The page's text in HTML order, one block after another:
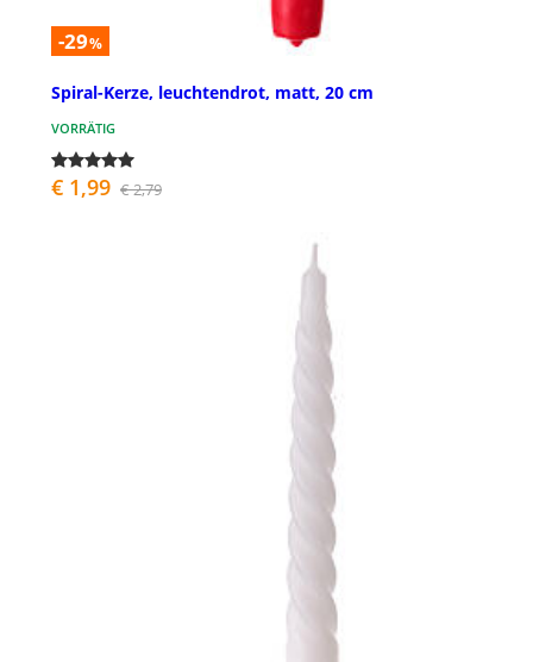
-29%
Spiral-Kerze, leuchtendrot, matt, 20 cm
VORRÄTIG
€ 1,99 € 2,79